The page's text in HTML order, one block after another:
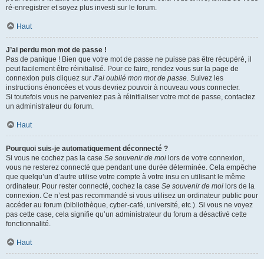
ré-enregistrer et soyez plus investi sur le forum.
Haut
J’ai perdu mon mot de passe !
Pas de panique ! Bien que votre mot de passe ne puisse pas être récupéré, il
peut facilement être réinitialisé. Pour ce faire, rendez vous sur la page de
connexion puis cliquez sur J’ai oublié mon mot de passe. Suivez les
instructions énoncées et vous devriez pouvoir à nouveau vous connecter.
Si toutefois vous ne parveniez pas à réinitialiser votre mot de passe, contactez
un administrateur du forum.
Haut
Pourquoi suis-je automatiquement déconnecté ?
Si vous ne cochez pas la case Se souvenir de moi lors de votre connexion,
vous ne resterez connecté que pendant une durée déterminée. Cela empêche
que quelqu’un d’autre utilise votre compte à votre insu en utilisant le même
ordinateur. Pour rester connecté, cochez la case Se souvenir de moi lors de la
connexion. Ce n’est pas recommandé si vous utilisez un ordinateur public pour
accéder au forum (bibliothèque, cyber-café, université, etc.). Si vous ne voyez
pas cette case, cela signifie qu’un administrateur du forum a désactivé cette
fonctionnalité.
Haut